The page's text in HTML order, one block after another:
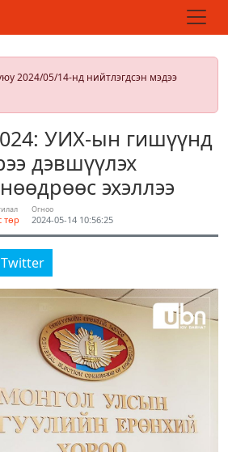
2024/05/14-нд нийтлэгдсэн мэдээ
УИХ-ын гишүүнд
дэвшүүлэх
эхэллээ
төр
Огноо
2024-05-14 10:56:25
Twitter